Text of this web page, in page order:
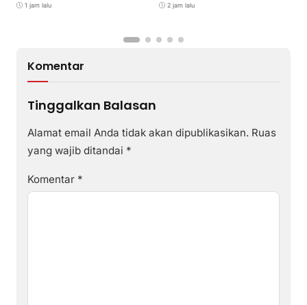
1 jam lalu 2 jam lalu
Komentar
Tinggalkan Balasan
Alamat email Anda tidak akan dipublikasikan. Ruas
yang wajib ditandai *
Komentar *